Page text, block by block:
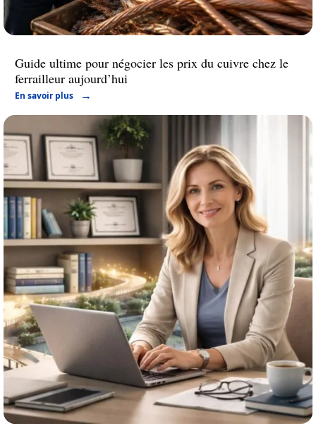
Guide ultime pour négocier les prix du cuivre chez le
ferrailleur aujourd’hui
En savoir plus